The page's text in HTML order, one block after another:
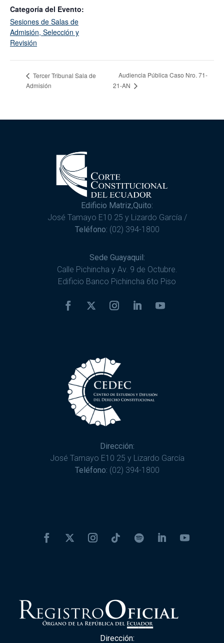
Categoría del Evento:
Sesiones de Salas de
Admisión, Selección y
Revisión
Tercer Tribunal Sala de
Admisión
Audiencia Pública Caso Nro. 71-
21-AN
Edificio Matriz,Quito:
José Tamayo E10 25 y Lizardo García /
Teléfono: (02) 394-1800
Sede Guayaquil:
Calle Pichincha y Av. 9 de Octubre.
Edificio Banco Pichincha 6to Piso
Dirección:
José Tamayo E10 25 y Lizardo García
Teléfono: (02) 394-1800
Dirección: